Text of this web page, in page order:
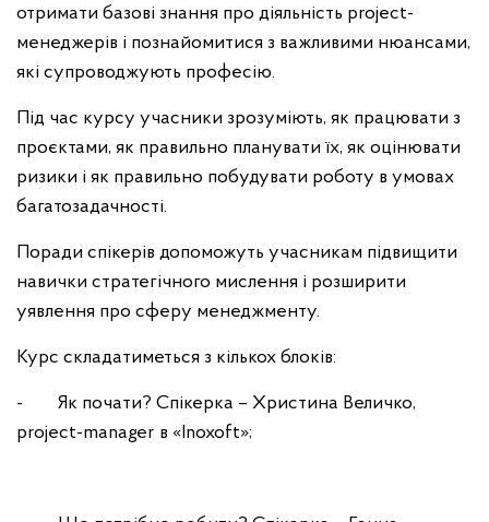
отримати базові знання про діяльність project-
менеджерів і познайомитися з важливими нюансами,
які супроводжують професію.
Під час курсу учасники зрозуміють, як працювати з
проєктами, як правильно планувати їх, як оцінювати
ризики і як правильно побудувати роботу в умовах
багатозадачності.
Поради спікерів допоможуть учасникам підвищити
навички стратегічного мислення і розширити
уявлення про сферу менеджменту.
Курс складатиметься з кількох блоків:
- Як почати? Спікерка – Христина Величко,
project-manager в «Inoxoft»;